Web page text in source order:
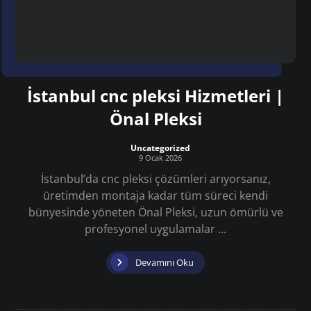
İstanbul cnc pleksi Hizmetleri |
Önal Pleksi
Uncategorized
9 Ocak 2026
İstanbul’da cnc pleksi çözümleri arıyorsanız,
üretimden montaja kadar tüm süreci kendi
bünyesinde yöneten Önal Pleksi, uzun ömürlü ve
profesyonel uygulamalar ...
Devamını Oku